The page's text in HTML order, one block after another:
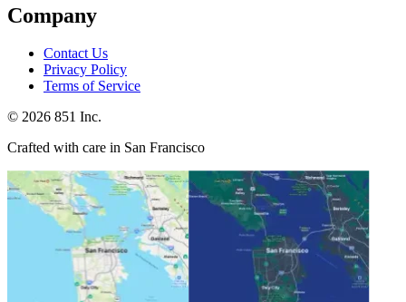
Company
Contact Us
Privacy Policy
Terms of Service
© 2026 851 Inc.
Crafted with care in San Francisco